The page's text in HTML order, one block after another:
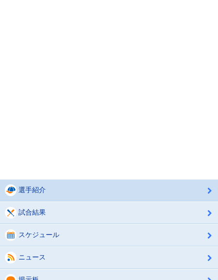
選手紹介
試合結果
スケジュール
ニュース